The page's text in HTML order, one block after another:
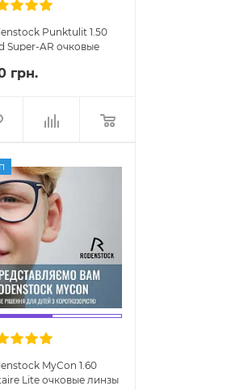
Punktulit 1.50
Super-AR очковые
грн.
MyCon 1.60
Lite очковые линзы